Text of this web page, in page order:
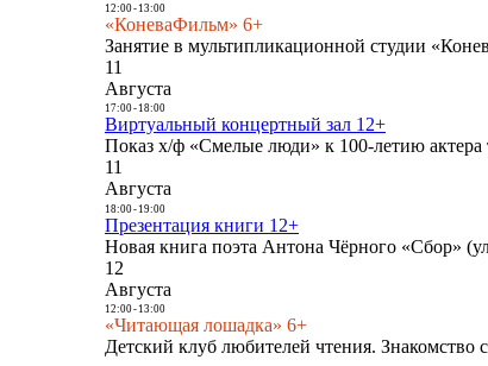
12:00- 13:00
«КоневаФильм» 6+
Занятие в мультипликационной студии
11
Августа
17:00- 18:00
Виртуальный концертный зал 12+
Показ х/ф «Смелые люди» к 100-летию
11
Августа
18:00- 19:00
Презентация книги 12+
Новая книга поэта Антона Чёрного «Сбор»
12
Августа
12:00- 13:00
«Читающая лошадка» 6+
Детский клуб любителей чтения.